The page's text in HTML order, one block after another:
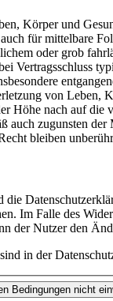
Körper und
für mittelbare
oder grob
Vertragsschluss
von Leben,
Höhe nach auf
auch zugunsten
bleiben
Im Falle des
der Nutzer den
in der